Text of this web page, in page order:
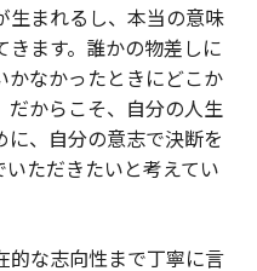
生まれるし、本当の意味
ます。誰かの物差しに
かなかったときにどこか
だからこそ、自分の人生
、自分の意志で決断を
ただきたいと考えてい
的な志向性まで丁寧に言